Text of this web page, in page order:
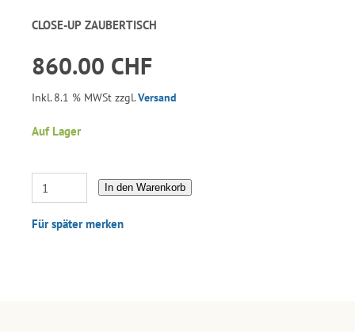
CLOSE-UP ZAUBERTISCH
860.00 CHF
Inkl. 8.1 % MWSt zzgl.Versand
Auf Lager
In den Warenkorb
Für später merken